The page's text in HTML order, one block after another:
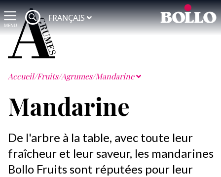
MENU
FRANÇAIS
Accueil/Fruits/Agrumes/Mandarine
Mandarine
De l'arbre à la table, avec toute leur
fraîcheur et leur saveur, les mandarines
Bollo Fruits sont réputées pour leur